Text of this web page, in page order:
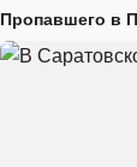
Пропавшего в